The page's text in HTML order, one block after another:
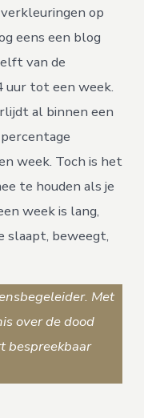
op
eens een blog
van de
tot een week.
al binnen een
week. Toch is het
te houden als je
week is lang,
slaapt, beweegt,
Met
over de dood
bespreekbaar